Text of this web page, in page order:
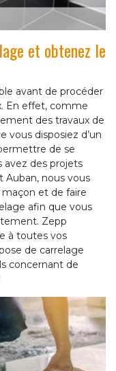
et obtenez le
avant de procéder
En effet, comme
des travaux de
vous disposiez d’un
de se
avez des projets
Auban, nous vous
et de faire
afin que vous
Zepp
à toutes vos
de carrelage
concernant de